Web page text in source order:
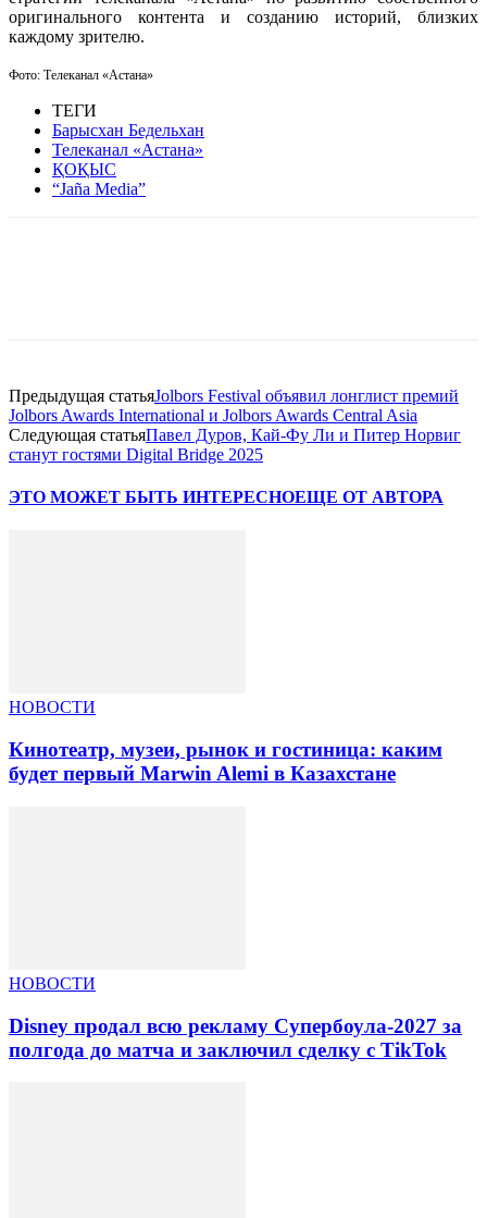
оригинального контента и созданию историй, близких
каждому зрителю.
Фото: Телеканал «Астана»
ТЕГИ
Барысхан Бедельхан
Телеканал «Астана»
ҚОҚЫС
“Jaña Media”
Предыдущая статьяJolbors Festival объявил лонглист премий
Jolbors Awards International и Jolbors Awards Central Asia
Следующая статьяПавел Дуров, Кай-Фу Ли и Питер Норвиг
станут гостями Digital Bridge 2025
ЭТО МОЖЕТ БЫТЬ ИНТЕРЕСНОЕЩЕ ОТ АВТОРА
НОВОСТИ
Кинотеатр, музеи, рынок и гостиница: каким
будет первый Marwin Alemi в Казахстане
НОВОСТИ
Disney продал всю рекламу Супербоула-2027 за
полгода до матча и заключил сделку с TikTok